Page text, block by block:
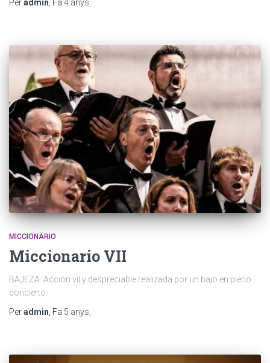
Peradmin , Fa 4 anys
MICCIONARIO
Miccionario VII
BAJEZA: Acción vil y despreciable realizada por un bajo en pleno
concierto.
Peradmin , Fa 5 anys